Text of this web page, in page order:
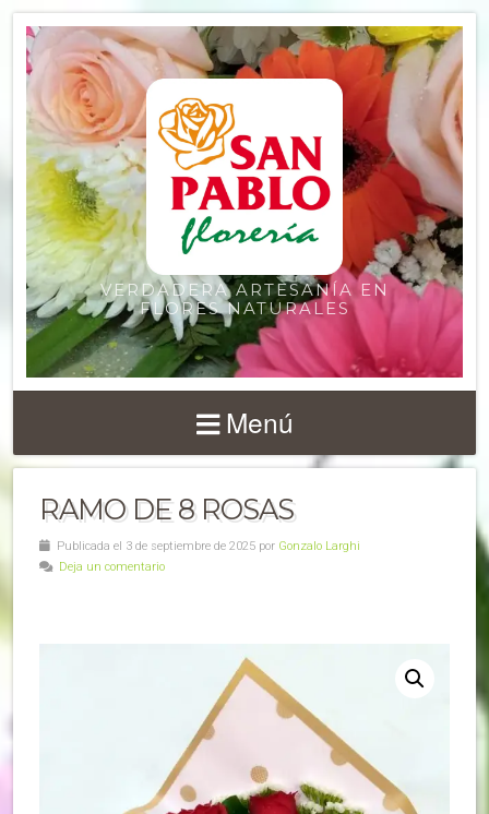
VERDADERA ARTESANÍA EN
FLORES NATURALES
Menú
RAMO DE 8 ROSAS
Publicada el 3 de septiembre de 2025 por Gonzalo Larghi
Deja un comentario